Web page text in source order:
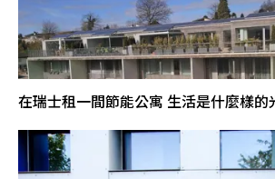
在瑞士租一間節能公寓 生活是什麼樣的